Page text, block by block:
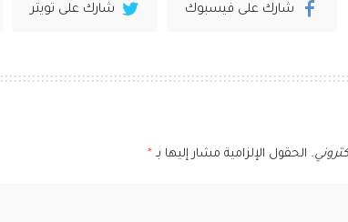
شارك على فيسبوك شارك على تويتر
الحقول الإلزامية مشار إليها بـ *